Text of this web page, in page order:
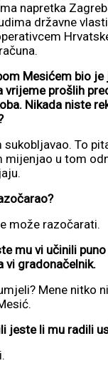
napretka
državne
Mesićem bio je
vrijeme prošlih
Nikada niste
sukobljavao. To
mijenjao u tom
može razočarati.
mu vi učinili
vi gradonačelnik.
Mene nitko
jeste li mu radili